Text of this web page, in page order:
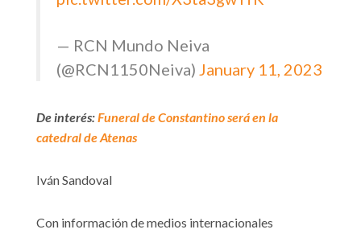
— RCN Mundo Neiva
(@RCN1150Neiva) January 11, 2023
De interés:Funeral de Constantino será en la
catedral de Atenas
Iván Sandoval
Con información de medios internacionales